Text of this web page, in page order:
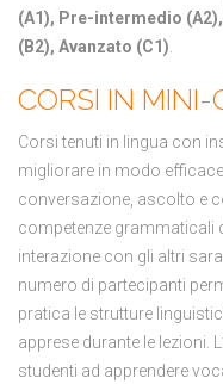
(A1), Pre-intermedio
(B2), Avanzato (C1)
CORSI IN MINI-
Corsi tenuti in lingua con
migliorare in modo
conversazione, ascolto e
competenze grammaticali
interazione con gli altri
numero di partecipanti
pratica le strutture
apprese durante le lezioni.
studenti ad apprendere